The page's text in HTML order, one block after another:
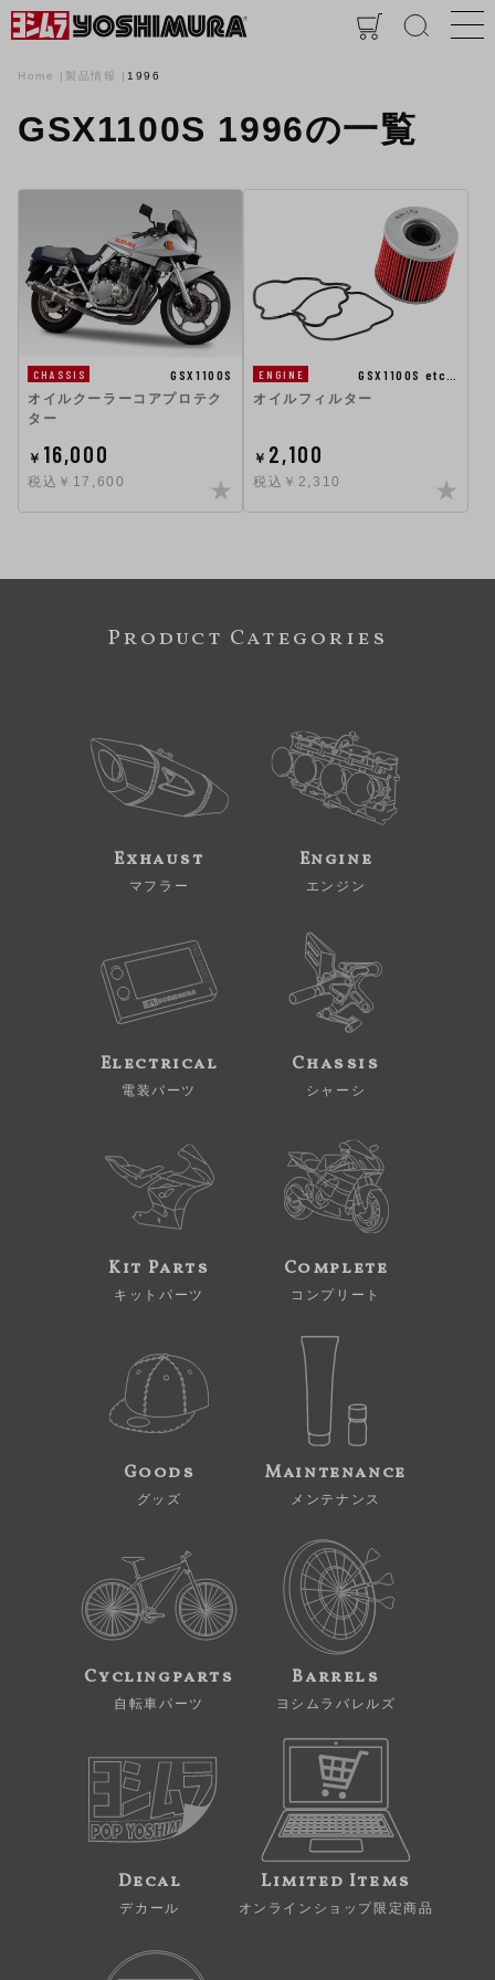
Home 製品情報 1996
GSX1100S 1996の一覧
CHASSIS
GSX1100S
オイルクーラーコアプロテク
ター
￥ 16,000
税込￥17,600
ENGINE
GSX1100S etc…
オイルフィルター
￥ 2,100
税込￥2,310
Product Categories
Exhaust
マフラー
Engine
エンジン
Electrical
電装パーツ
Chassis
シャーシ
Kit Parts
キットパーツ
Complete
コンプリート
Goods
グッズ
Maintenance
メンテナンス
Cyclingparts
自転車パーツ
Barrels
ヨシムラバレルズ
Decal
デカール
Limited Items
オンラインショップ限定商品